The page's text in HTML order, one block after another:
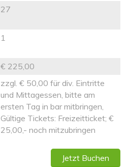
27
1
€ 225,00
zzgl. € 50,00 für div. Eintritte
und Mittagessen, bitte am
ersten Tag in bar mitbringen,
Gültige Tickets: Freizeitticket; €
25,00,- noch mitzubringen
Jetzt Buchen